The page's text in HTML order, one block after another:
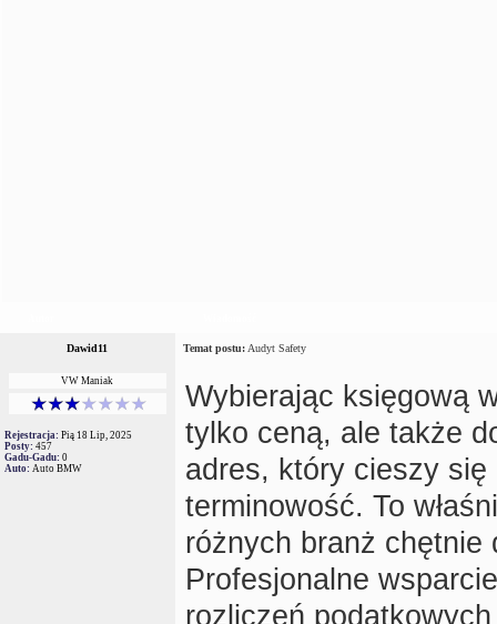
Dawid11 Temat postu: Audyt Safety
VW Maniak
Rejestracja: Pią 18 Lip, 2025
Posty: 457
Gadu-Gadu: 0
Auto: Auto BMW
Wybierając księgową
tylko ceną, ale także
adres, który cieszy się
terminowość. To
różnych branż chętnie
Profesjonalne
rozliczeń